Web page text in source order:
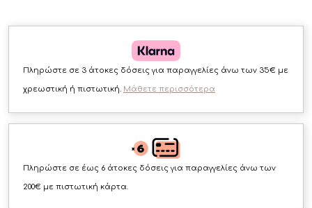
Πληρώστε σε 3 άτοκες δόσεις για παραγγελίες άνω των 35€ με
χρεωστική ή πιστωτική. Μάθετε περισσότερα
Πληρώστε σε έως 6 άτοκες δόσεις για παραγγελίες άνω των
200€ με πιστωτική κάρτα.